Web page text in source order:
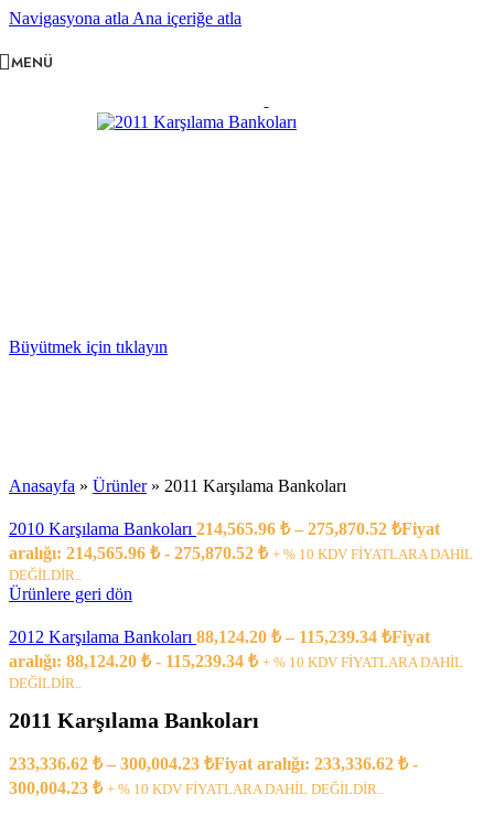
Navigasyona atla Ana içeriğe atla
MENÜ
Büyütmek için tıklayın
Anasayfa » Ürünler» 2011 Karşılama Bankoları
2010 Karşılama Bankoları 214,565.96 ₺ – 275,870.52 ₺Fiyat
aralığı: 214,565.96 ₺ - 275,870.52 ₺ + % 10 KDV FİYATLARA DAHİL
DEĞİLDİR..
Ürünlere geri dön
2012 Karşılama Bankoları 88,124.20 ₺ – 115,239.34 ₺Fiyat
aralığı: 88,124.20 ₺ - 115,239.34 ₺ + % 10 KDV FİYATLARA DAHİL
DEĞİLDİR..
2011 Karşılama Bankoları
233,336.62 ₺ – 300,004.23 ₺Fiyat aralığı: 233,336.62 ₺ -
300,004.23 ₺ + % 10 KDV FİYATLARA DAHİL DEĞİLDİR..